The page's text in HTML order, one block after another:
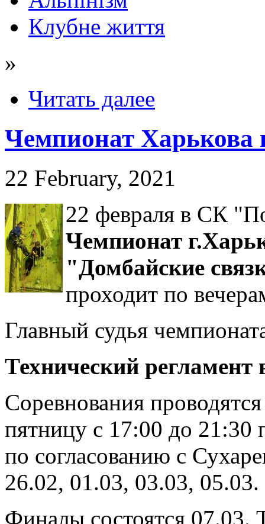
Клубне життя
»
Читать далее
Чемпионат Харькова
22 February, 2021
22 февраля в СК
Чемпионат
"Домбайские
проходит по
Главный судья
Технический
Соревнования
пятницу с 17:00 до 21:30
по согласованию с
26.02, 01.03, 03.03, 05.03.
Финалы состоятся 07.03.